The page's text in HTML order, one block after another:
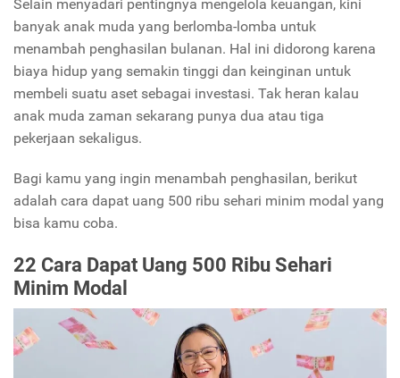
Selain menyadari pentingnya mengelola keuangan, kini
banyak anak muda yang berlomba-lomba untuk
menambah penghasilan bulanan. Hal ini didorong karena
biaya hidup yang semakin tinggi dan keinginan untuk
membeli suatu aset sebagai investasi. Tak heran kalau
anak muda zaman sekarang punya dua atau tiga
pekerjaan sekaligus.
Bagi kamu yang ingin menambah penghasilan, berikut
adalah cara dapat uang 500 ribu sehari minim modal yang
bisa kamu coba.
22 Cara Dapat Uang 500 Ribu Sehari
Minim Modal